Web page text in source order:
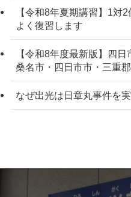
【令和8年夏期講習】1対
よく復習します
【令和8年度最新版】四
桑名市・四日市市・三重
なぜ出光は日章丸事件を